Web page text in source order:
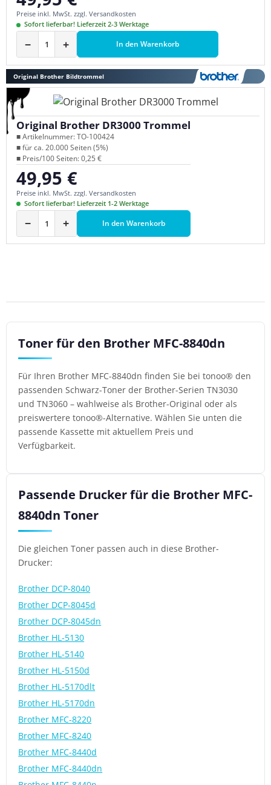
Preise inkl. MwSt. zzgl. Versandkosten
Sofort lieferbar! Lieferzeit 2-3 Werktage
− + In den Warenkorb
Original Brother Bildtrommel
Original Brother DR3000 Trommel
■ Artikelnummer: TO-100424
■ für ca. 20.000 Seiten (5%)
■ Preis/100 Seiten: 0,25 €
Regulärer Preis:
49,95 €
Preise inkl. MwSt. zzgl. Versandkosten
Sofort lieferbar! Lieferzeit 1-2 Werktage
− + In den Warenkorb
Toner für den Brother MFC-8840dn
Für Ihren Brother MFC-8840dn finden Sie bei tonoo® den
passenden Schwarz-Toner der Brother-Serien TN3030
und TN3060 – wahlweise als Brother-Original oder als
preiswertere tonoo®-Alternative. Wählen Sie unten die
passende Kassette mit aktuellem Preis und
Verfügbarkeit.
Passende Drucker für die Brother MFC-
8840dn Toner
Die gleichen Toner passen auch in diese Brother-
Drucker:
Brother DCP-8040
Brother DCP-8045d
Brother DCP-8045dn
Brother HL-5130
Brother HL-5140
Brother HL-5150d
Brother HL-5170dlt
Brother HL-5170dn
Brother MFC-8220
Brother MFC-8240
Brother MFC-8440d
Brother MFC-8440dn